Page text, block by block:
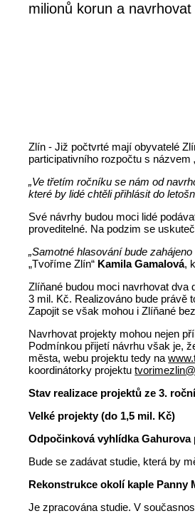
milionů korun a
Zlín - Již počtvrté mají obyvatelé
participativního rozpočtu s názvem
„Ve třetím ročníku se nám od
které by lidé chtěli přihlásit do
Své návrhy budou moci lidé
proveditelné. Na podzim se
„Samotné hlasování bude
„Tvoříme Zlín“ Kamila Gamalová,
Zlíňané budou moci navrhovat dva
3 mil. Kč. Realizováno bude právě
Zapojit se však mohou i Zlíňané
Navrhovat projekty mohou nejen
Podmínkou přijetí návrhu však je,
města, webu projektu tedy na
koordinátorky projektu
Stav realizace projektů ze 3.
Velké projekty (do 1,5 mil. Kč)
Odpočinková vyhlídka Gahurova
Bude se zadávat studie, která by
Rekonstrukce okolí kaple Panny
Je zpracována studie. V